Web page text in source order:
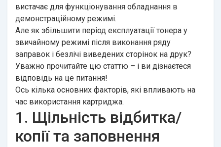
вистачає для функціонування обладнання в
демонстраційному режимі.
Але як збільшити період експлуатації тонера у
звичайному режимі після виконання ряду
заправок і безлічі виведених сторінок на друк?
Уважно прочитайте цю статтю – і ви дізнаєтеся
відповідь на це питання!
Ось кілька основних факторів, які впливають на
час використання картриджа.
1. Щільність відбитка/
копії та заповнення